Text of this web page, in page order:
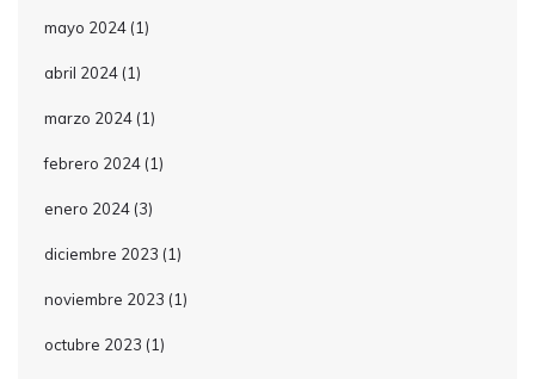
mayo 2024 (1)
abril 2024 (1)
marzo 2024 (1)
febrero 2024 (1)
enero 2024 (3)
diciembre 2023 (1)
noviembre 2023 (1)
octubre 2023 (1)